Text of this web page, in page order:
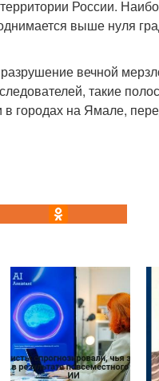
России.
выше нуля
вечной
такие
городах на Ямале,